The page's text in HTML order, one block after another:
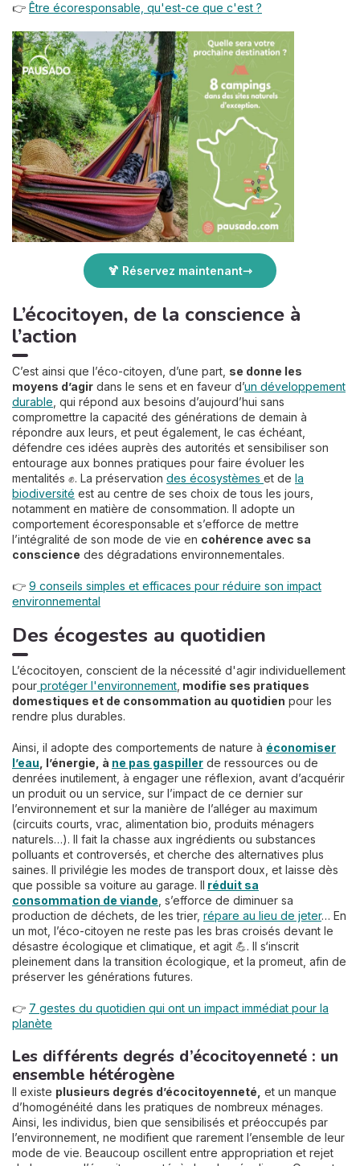
👉 Être écoresponsable, qu'est-ce que c'est ?
🍹 Réservez maintenant
L’écocitoyen, de la conscience à
l’action
C’est ainsi que l’éco-citoyen, d’une part, se donne les
moyens d’agir dans le sens et en faveur d’un développement
durable, qui répond aux besoins d’aujourd’hui sans
compromettre la capacité des générations de demain à
répondre aux leurs, et peut également, le cas échéant,
défendre ces idées auprès des autorités et sensibiliser son
entourage aux bonnes pratiques pour faire évoluer les
mentalités ✊. La préservation des écosystèmes et de la
biodiversité est au centre de ses choix de tous les jours,
notamment en matière de consommation. Il adopte un
comportement écoresponsable et s’efforce de mettre
l’intégralité de son mode de vie en cohérence avec sa
conscience des dégradations environnementales.
👉 9 conseils simples et efficaces pour réduire son impact
environnemental
Des écogestes au quotidien
L’écocitoyen, conscient de la nécessité d'agir individuellement
pour protéger l'environnement, modifie ses pratiques
domestiques et de consommation au quotidien pour les
rendre plus durables.
Ainsi, il adopte des comportements de nature à économiser
l’eau, l’énergie, à ne pas gaspiller de ressources ou de
denrées inutilement, à engager une réflexion, avant d’acquérir
un produit ou un service, sur l’impact de ce dernier sur
l’environnement et sur la manière de l’alléger au maximum
(circuits courts, vrac, alimentation bio, produits ménagers
naturels…). Il fait la chasse aux ingrédients ou substances
polluants et controversés, et cherche des alternatives plus
saines. Il privilégie les modes de transport doux, et laisse dès
que possible sa voiture au garage. Il
réduit sa
consommation de viande, s’efforce de diminuer sa
production de déchets, de les trier, répare au lieu de jeter… En
un mot, l’éco-citoyen ne reste pas les bras croisés devant le
désastre écologique et climatique, et agit 💪. Il s‘inscrit
pleinement dans la transition écologique, et la promeut, afin de
préserver les générations futures.
👉 7 gestes du quotidien qui ont un impact immédiat pour la
planète
Les différents degrés d’écocitoyenneté : un
ensemble hétérogène
Il existe plusieurs degrés d’écocitoyenneté, et un manque
d’homogénéité dans les pratiques de nombreux ménages.
Ainsi, les individus, bien que sensibilisés et préoccupés par
l’environnement, ne modifient que rarement l’ensemble de leur
mode de vie. Beaucoup oscillent entre appropriation et rejet